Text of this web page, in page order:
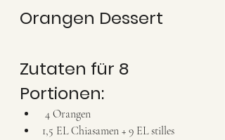
Orangen Dessert
Zutaten für 8
Portionen:
4 Orangen
1,5 EL Chiasamen + 9 EL stilles